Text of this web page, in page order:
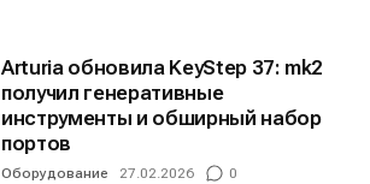
Arturia обновила KeyStep 37: mk2
получил генеративные
инструменты и обширный набор
портов
Оборудование 27.02.2026 0